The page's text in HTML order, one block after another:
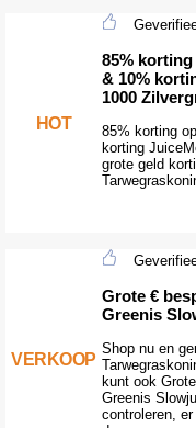
HOT
85%
& 10%
1000
85% korting
korting
grote geld
VERKOOP
Grote €
Greenis
Shop nu en
kunt ook
Greenis
controleren,